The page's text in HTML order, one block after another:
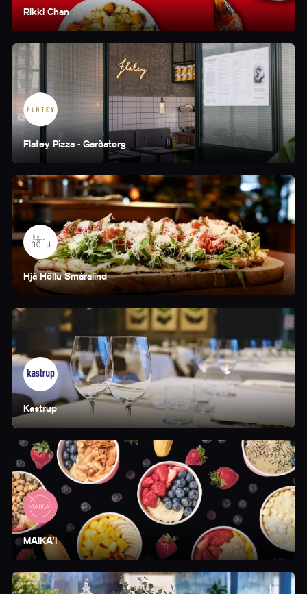
Rikki Chan
Flatey Pizza - Garðatorg
Hjá Höllu Smáralind
Kastrup
MAIKA'I